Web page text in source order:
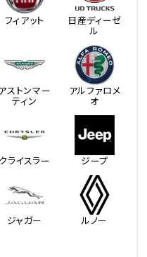
フィアット 日産ディーゼ
ル
ストンマー
ティン
アルファロメ
オ
クライスラー ジープ
ジャガー ルノー